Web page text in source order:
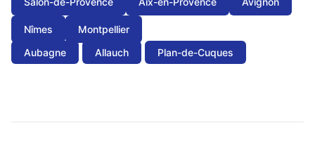
Nîmes
Montpellier
Aubagne
Allauch Plan-de-Cuques